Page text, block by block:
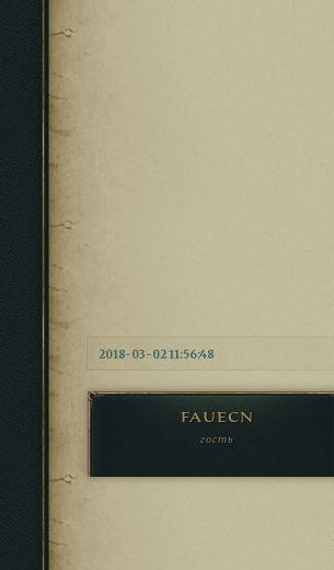
2018-03-02 11:56:48
fauecn
гость